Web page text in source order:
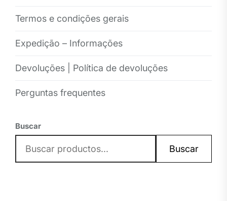
Termos e condições gerais
Expedição – Informações
Devoluções | Política de devoluções
Perguntas frequentes
Buscar
Buscar